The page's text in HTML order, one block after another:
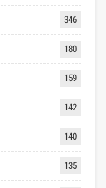
346
180
159
142
140
135